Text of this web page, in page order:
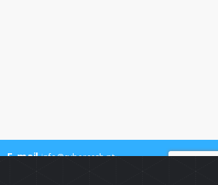
E-mail info@cybercash.pt